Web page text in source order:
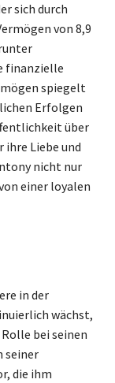
sich durch
von 8,9
finanzielle
spiegelt
Erfolgen
über
ihre Liebe und
nicht nur
einer loyalen
in der
wächst,
bei seinen
seiner
die ihm